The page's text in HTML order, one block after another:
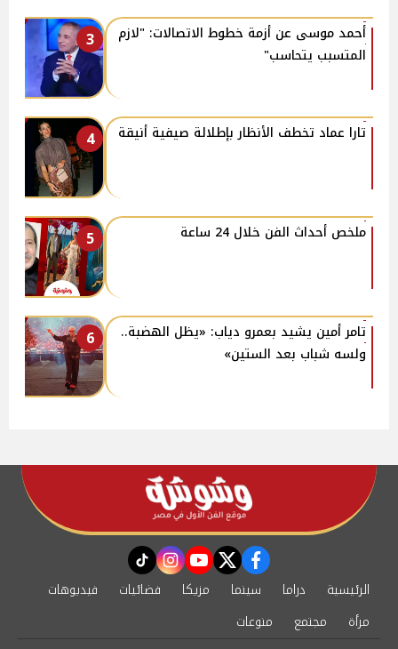
3
أحمد موسى عن أزمة خطوط الاتصالات: "لازم
المتسبب يتحاسب"
4 تارا عماد تخطف الأنظار بإطلالة صيفية أنيقة
5 ملخص أحداث الفن خلال 24 ساعة
6
تامر أمين يشيد بعمرو دياب: «يظل الهضبة..
ولسه شباب بعد الستين»
facebook
twitter
youtube
instagram
tiktok
الرئيسية دراما سينما مزيكا فضائيات
فيديوهات
مرأة
مجتمع منوعات